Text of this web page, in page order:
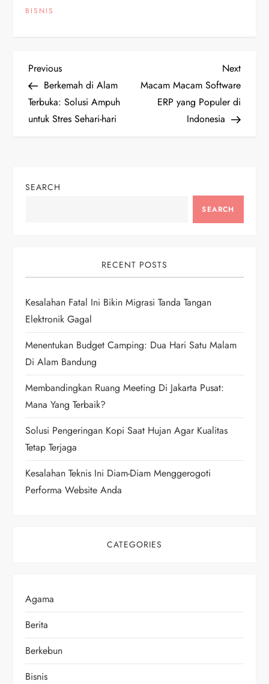
BISNIS
P
o
s
n
i
g
a
t
i
o
n
Previous
Post
Previous
Berkemah di Alam
Terbuka: Solusi Ampuh
untuk Stres Sehari-hari
Next
Post
Next
Macam Macam Software
ERP yang Populer di
Indonesia
SEARCH
SEARCH
RECENT POSTS
Kesalahan Fatal Ini Bikin Migrasi Tanda Tangan
Elektronik Gagal
Menentukan Budget Camping: Dua Hari Satu Malam
Di Alam Bandung
Membandingkan Ruang Meeting Di Jakarta Pusat:
Mana Yang Terbaik?
Solusi Pengeringan Kopi Saat Hujan Agar Kualitas
Tetap Terjaga
Kesalahan Teknis Ini Diam-Diam Menggerogoti
Performa Website Anda
CATEGORIES
Agama
Berita
Berkebun
Bisnis